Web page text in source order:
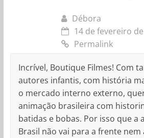
Débora
14 de fevereiro
Permalink
Incrível, Boutique Filmes! Com
autores infantis, com história
o mercado interno externo,
animação brasileira com
batidas e bobas. Por isso que a
Brasil não vai para a frente